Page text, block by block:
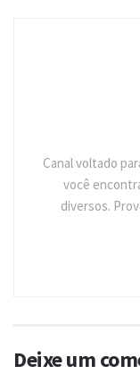
Canal voltado
você
diversos.
Deixe um